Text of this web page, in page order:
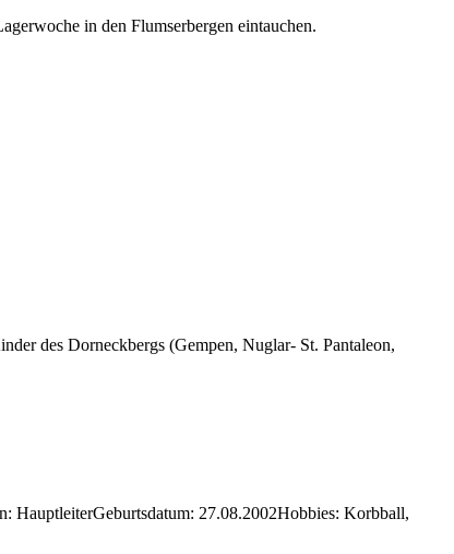
in den Flumserbergen eintauchen.
des Dorneckbergs (Gempen, Nuglar- St. Pantaleon,
HauptleiterGeburtsdatum: 27.08.2002Hobbies: Korbball,